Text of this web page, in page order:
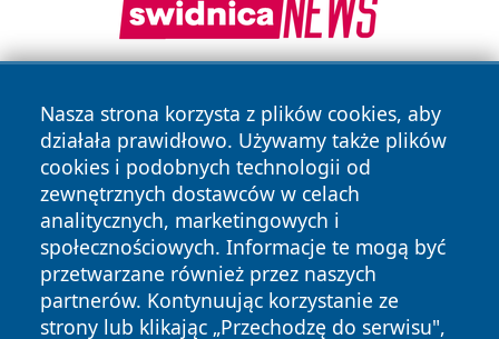
Nasza strona korzysta z plików cookies, aby
działała prawidłowo. Używamy także plików
cookies i podobnych technologii od
zewnętrznych dostawców w celach
analitycznych, marketingowych i
społecznościowych. Informacje te mogą być
przetwarzane również przez naszych
partnerów. Kontynuując korzystanie ze
strony lub klikając „Przechodzę do serwisu",
Copyright © 2026 irybnik.pl Wszystkie prawa zastrzeżone.
News Autorzy
Polityka
Prywatności
Polityka
Cookies